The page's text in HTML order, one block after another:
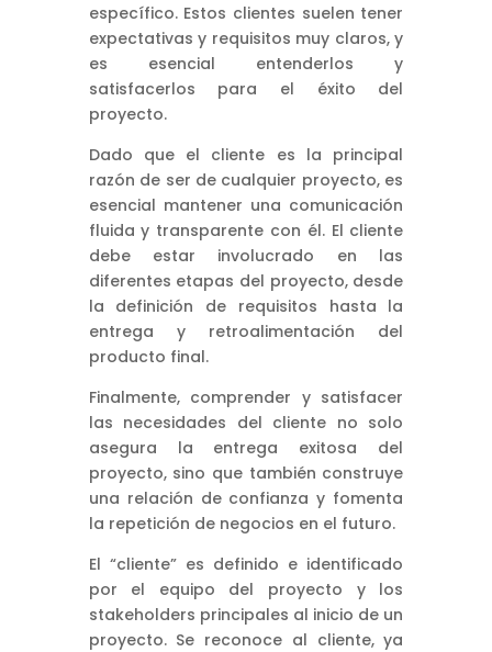
específico. Estos clientes suelen tener
expectativas y requisitos muy claros, y
es esencial entenderlos y
satisfacerlos para el éxito del
proyecto.
Dado que el cliente es la principal
razón de ser de cualquier proyecto, es
esencial mantener una comunicación
fluida y transparente con él. El cliente
debe estar involucrado en las
diferentes etapas del proyecto, desde
la definición de requisitos hasta la
entrega y retroalimentación del
producto final.
Finalmente, comprender y satisfacer
las necesidades del cliente no solo
asegura la entrega exitosa del
proyecto, sino que también construye
una relación de confianza y fomenta
la repetición de negocios en el futuro.
El “cliente” es definido e identificado
por el equipo del proyecto y los
stakeholders principales al inicio de un
proyecto. Se reconoce al cliente, ya